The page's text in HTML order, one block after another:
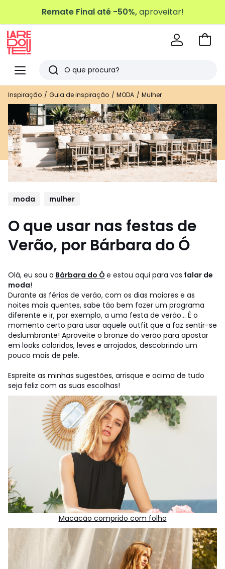
Remate Final até -50%,aproveitar!
Menu
Redoute
Pesquisar
Últimos
artigos
vistos
Ir
Inspiração Guia de inspiração MODA Mulher
moda mulher
O que usar nas festas de
Verão, por Bárbara do Ó
Olá, eu sou a Bárbara do Ó e estou aqui para vos falar de
moda!
Durante as férias de verão, com os dias maiores e as
noites mais quentes, sabe tão bem fazer um programa
diferente e ir, por exemplo, a uma festa de verão... É o
momento certo para usar aquele outfit que a faz sentir-se
deslumbrante! Aproveite o bronze do verão para apostar
em looks coloridos, leves e arrojados, descobrindo um
pouco mais de pele.
Espreite as minhas sugestões, arrisque e acima de tudo
seja feliz com as suas escolhas!
Macacão comprido com folho